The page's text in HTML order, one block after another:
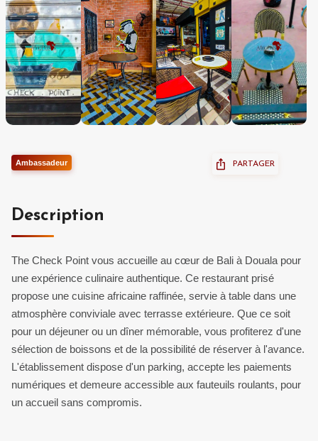
Ambassadeur PARTAGER
Description
The Check Point vous accueille au cœur de Bali à Douala pour
une expérience culinaire authentique. Ce restaurant prisé
propose une cuisine africaine raffinée, servie à table dans une
atmosphère conviviale avec terrasse extérieure. Que ce soit
pour un déjeuner ou un dîner mémorable, vous profiterez d'une
sélection de boissons et de la possibilité de réserver à l'avance.
L'établissement dispose d'un parking, accepte les paiements
numériques et demeure accessible aux fauteuils roulants, pour
un accueil sans compromis.